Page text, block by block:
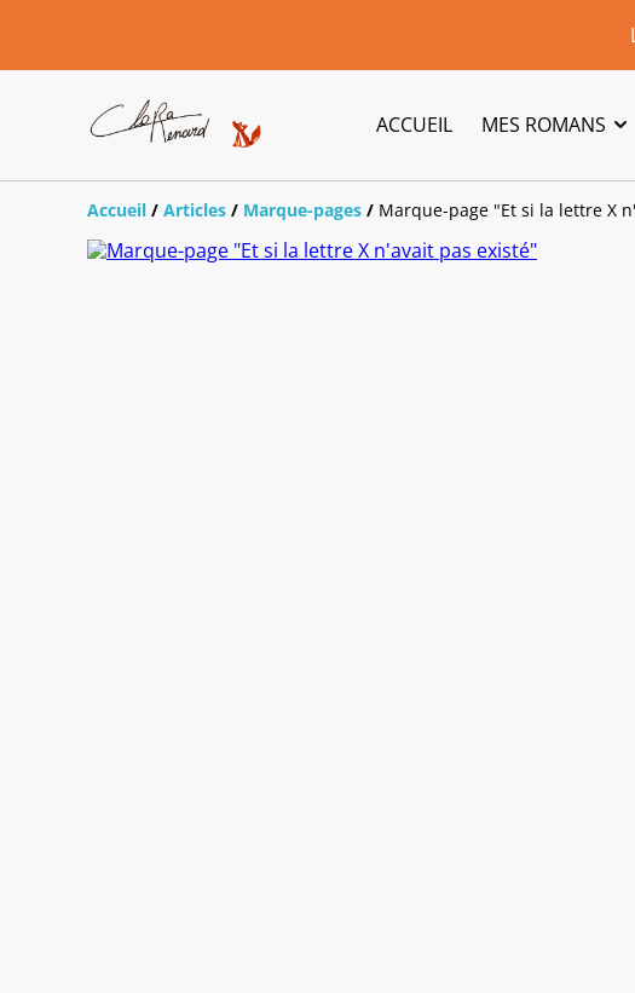
ACCUEIL MES ROMANS
Accueil / Articles / Marque-pages / Marque-page "Et si la lettre X